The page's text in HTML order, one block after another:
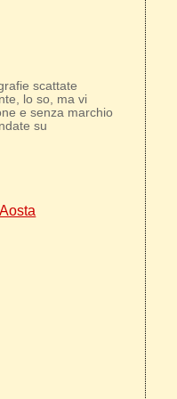
scattate
lo so, ma vi
e senza marchio
su